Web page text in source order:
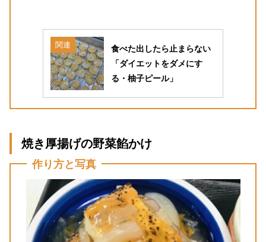
関連
食べた出したら止まらない
「ダイエットをダメにす
る・柚子ピール」
焼き厚揚げの野菜餡かけ
作り方と写真